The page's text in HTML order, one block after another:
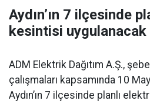
Aydın’ın 7 ilçesinde
kesintisi uygulanacak
ADM Elektrik Dağıtım A.Ş.,
çalışmaları kapsamında 10
Aydın’ın 7 ilçesinde planlı